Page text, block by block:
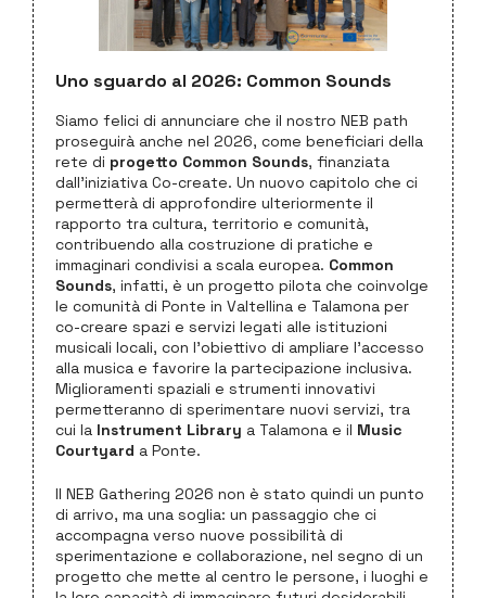
Uno sguardo al 2026: Common Sounds
Siamo felici di annunciare che il nostro NEB path
proseguirà anche nel 2026, come beneficiari della
rete di progetto Common Sounds, finanziata
dall’iniziativa Co-create. Un nuovo capitolo che ci
permetterà di approfondire ulteriormente il
rapporto tra cultura, territorio e comunità,
contribuendo alla costruzione di pratiche e
immaginari condivisi a scala europea. Common
Sounds, infatti, è un progetto pilota che coinvolge
le comunità di Ponte in Valtellina e Talamona per
co-creare spazi e servizi legati alle istituzioni
musicali locali, con l’obiettivo di ampliare l’accesso
alla musica e favorire la partecipazione inclusiva.
Miglioramenti spaziali e strumenti innovativi
permetteranno di sperimentare nuovi servizi, tra
cui la Instrument Library a Talamona e il Music
Courtyard a Ponte.
Il NEB Gathering 2026 non è stato quindi un punto
di arrivo, ma una soglia: un passaggio che ci
accompagna verso nuove possibilità di
sperimentazione e collaborazione, nel segno di un
progetto che mette al centro le persone, i luoghi e